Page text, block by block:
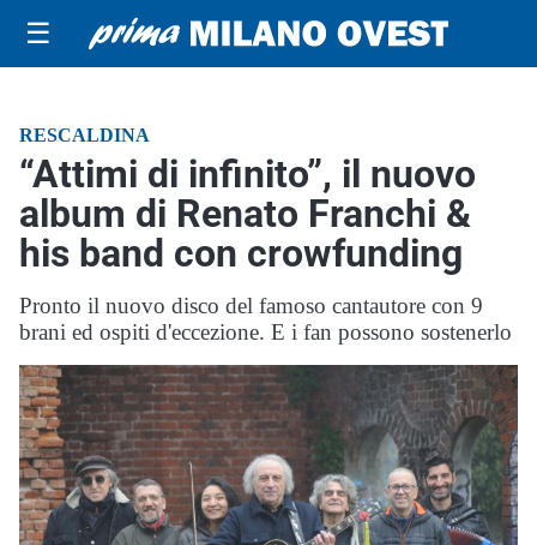
☰
RESCALDINA
“Attimi di infinito”, il nuovo
album di Renato Franchi &
his band con crowfunding
Pronto il nuovo disco del famoso cantautore con 9
brani ed ospiti d'eccezione. E i fan possono sostenerlo